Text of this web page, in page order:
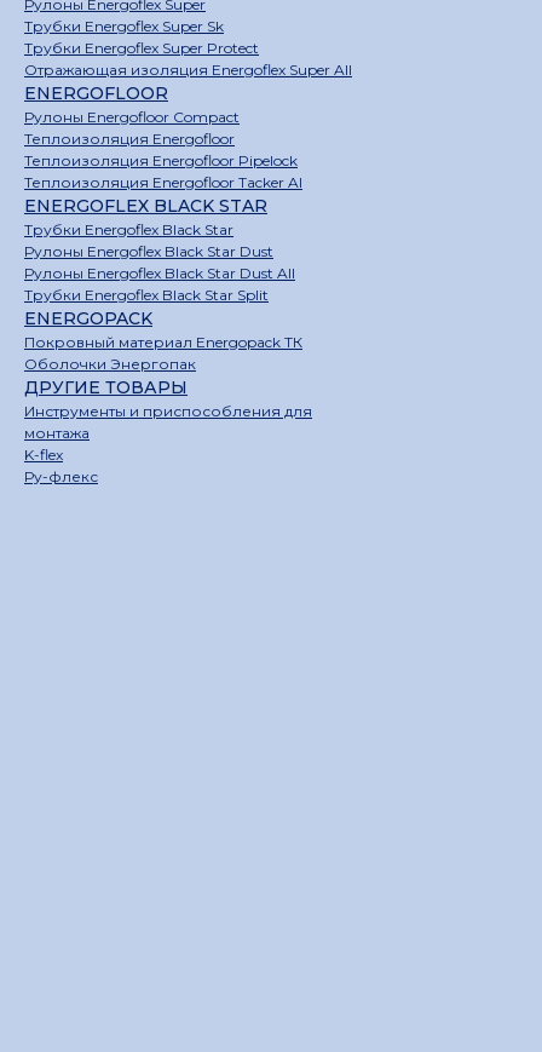
Рулоны Energoflex Super
Трубки Energoflex Super Sk
Трубки Energoflex Super Protect
Отражающая изоляция Energoflex Super All
ENERGOFLOOR
Рулоны Energofloor Compact
Теплоизоляция Energofloor
Теплоизоляция Energofloor Pipelock
Теплоизоляция Energofloor Tacker Al
ENERGOFLEX BLACK STAR
Трубки Energoflex Black Star
Рулоны Energoflex Black Star Dust
Рулоны Energoflex Black Star Dust All
Трубки Energoflex Black Star Split
ENERGOPACK
Покровный материал Energopack ТК
Оболочки Энергопак
ДРУГИЕ ТОВАРЫ
Инструменты и приспособления для
монтажа
K-flex
Ру-флекс